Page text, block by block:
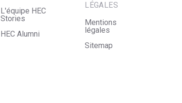
L'équipe HEC
Stories
HEC Alumni
LÉGALES
Mentions
légales
Sitemap